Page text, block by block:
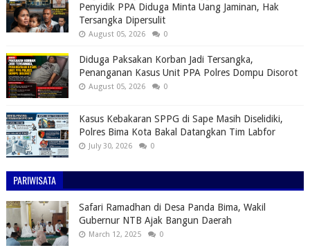
Penyidik PPA Diduga Minta Uang Jaminan, Hak
Tersangka Dipersulit
August 05, 2026 0
Diduga Paksakan Korban Jadi Tersangka,
Penanganan Kasus Unit PPA Polres Dompu Disorot
August 05, 2026 0
Kasus Kebakaran SPPG di Sape Masih Diselidiki,
Polres Bima Kota Bakal Datangkan Tim Labfor
July 30, 2026 0
PARIWISATA
Safari Ramadhan di Desa Panda Bima, Wakil
Gubernur NTB Ajak Bangun Daerah
March 12, 2025 0